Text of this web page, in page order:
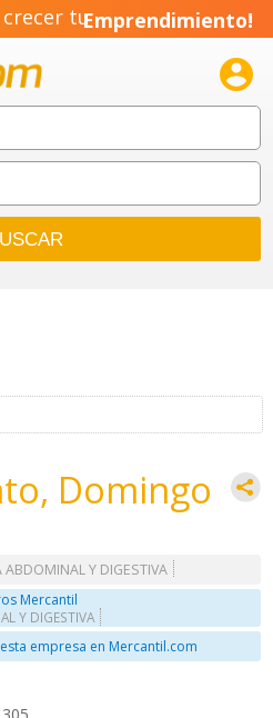
tuEmprendimiento!

Domingo
ABDOMINAL Y DIGESTIVA
Mercantil
Y DIGESTIVA
empresa en Mercantil.com